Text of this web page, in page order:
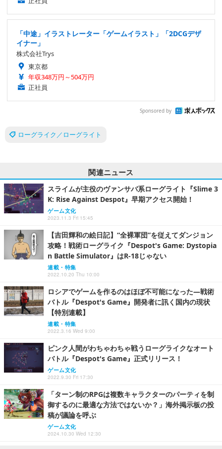
「中途」イラストレーター「ゲームイラスト」「2DCGデザ
イナー」
株式会社Trys
東京都
年収348万円～504万円
正社員
Sponsored by
ローグライク／ローグライト
関連ニュース
スライムが主役のヴァンサバ系ローグライト『Slime 3
K: Rise Against Despot』早期アクセス開始！
ゲーム文化
2023.11.3 Fri 15:45
【吉田輝和の絵日記】“全裸軍団”を従えてダンジョン
攻略！戦術ローグライク『Despot's Game: Dystopia
n Battle Simulator』はR-18じゃない
連載・特集
2022.10.20 Thu 10:00
ロシアでゲームを作るのはほぼ不可能になった―戦術
バトル『Despot's Game』開発者に訊く国内の現状
【特別連載】
連載・特集
2022.3.16 Wed 9:00
ピンク人間がわちゃわちゃ戦うローグライクなオート
バトル『Despot's Game』正式リリース！
ゲーム文化
2022.9.30 Fri 17:30
「ターン制のRPGは複数キャラクターのパーティを制
御するのに最適な方法ではないか？」海外掲示板の投
稿が議論を呼ぶ
ゲーム文化
2024.10.30 Wed 12:30